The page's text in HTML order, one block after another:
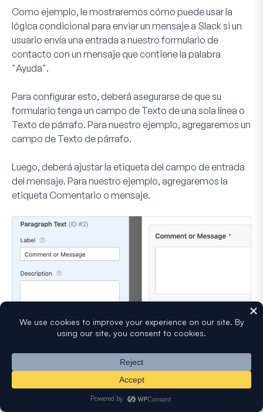
Como ejemplo, le mostraremos cómo puede usar la
lógica condicional para enviar un mensaje a Slack si un
usuario envía una entrada a nuestro formulario de
contacto con un mensaje que contiene la palabra
"Ayuda".
Para configurar esto, deberá asegurarse de que su
formulario tenga un campo de Texto de una sola línea o
Texto de párrafo. Para nuestro ejemplo, agregaremos un
campo de Texto de párrafo.
Luego, deberá ajustar la etiqueta del campo de entrada
del mensaje. Para nuestro ejemplo, agregaremos la
etiqueta Comentario o mensaje.
A continuación, deberá configurar su lógica condicional.
En la parte inferior de la configuración de su webhook de
Slack, active la opción etiquetadaHabilitar lógica
para revelar los menús desplegables para